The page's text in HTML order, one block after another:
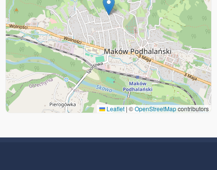
Leaflet | ©OpenStreetMapcontributors